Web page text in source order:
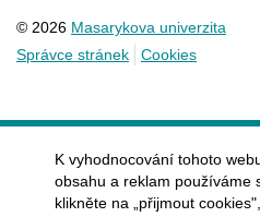
© 2026 Masarykova univerzita
Správce stránek
Cookies
K vyhodnocování tohoto
obsahu a reklam používáme
klikněte na „přijmout